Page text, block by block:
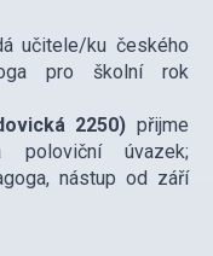
učitele/ku českého
pro školní rok
2250) přijme
poloviční úvazek;
nástup od září